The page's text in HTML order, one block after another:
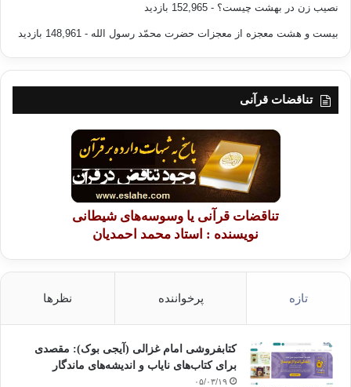
نصیب زن در بهشت چیست؟ - 152,965 بازدید
بیست و هشت معجزه از معجزات حضرت محمّد رسول الله - 148,961 بازدید
تناقضات قرآنی
تناقضات قرآنی یا وسوسه‌های شیطانی
نویسنده : استاد محمد احمدیان
تازه پرخواننده نظرها
کتابفروشی امام غزالی (آیجی بوک): مقصدی
برای کتاب‌های نایاب و اندیشه‌های ماندگار
۰۵/۰۳/۱۹